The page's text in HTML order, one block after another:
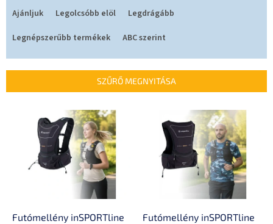
m
k
Ajánljuk Legolcsóbb elöl
Legdrágább
Legnépszerűbb termékek
ABC szerint
SZŰRŐ MEGNYITÁSA
Futómellény inSPORTline
Futómellény inSPORTline